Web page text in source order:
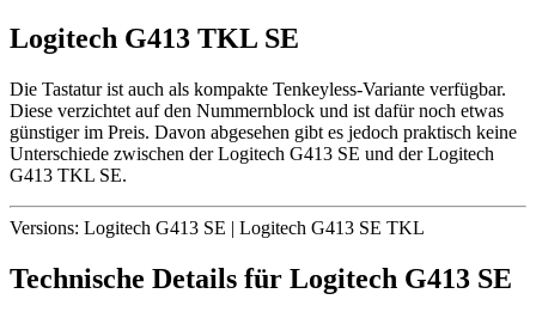
Logitech G413 TKL SE
Die Tastatur ist auch als kompakte Tenkeyless-Variante verfügbar.
Diese verzichtet auf den Nummernblock und ist dafür noch etwas
günstiger im Preis. Davon abgesehen gibt es jedoch praktisch keine
Unterschiede zwischen der Logitech G413 SE und der Logitech
G413 TKL SE.
Versions: Logitech G413 SE | Logitech G413 SE TKL
Technische Details für Logitech G413 SE